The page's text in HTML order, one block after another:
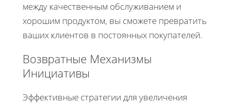
между качественным обслуживанием и
хорошим продуктом, вы сможете превратить
ваших клиентов в постоянных покупателей.
Возвратные Механизмы
Инициативы
Эффективные стратегии для увеличения